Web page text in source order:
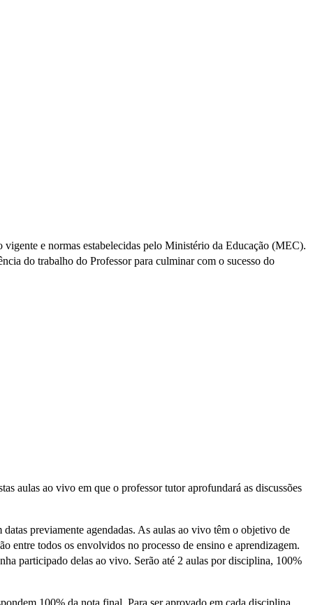
e normas estabelecidas pelo Ministério da Educação (MEC).
do trabalho do Professor para culminar com o sucesso do
aulas ao vivo em que o professor tutor aprofundará as discussões
previamente agendadas. As aulas ao vivo têm o objetivo de
entre todos os envolvidos no processo de ensino e aprendizagem.
participado delas ao vivo. Serão até 2 aulas por disciplina, 100%
100% da nota final. Para ser aprovado em cada disciplina